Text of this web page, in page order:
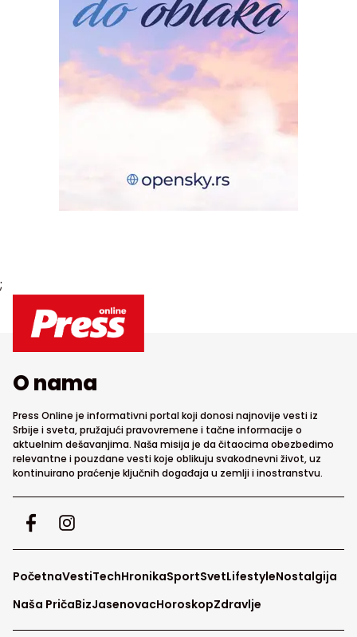
;
O nama
Press Online je informativni portal koji donosi najnovije vesti iz
Srbije i sveta, pružajući pravovremene i tačne informacije o
aktuelnim dešavanjima. Naša misija je da čitaocima obezbedimo
relevantne i pouzdane vesti koje oblikuju svakodnevni život, uz
kontinuirano praćenje ključnih događaja u zemlji i inostranstvu.
PočetnaVestiTechHronikaSportSvetLifestyleNostalgija
Naša PričaBizJasenovacHoroskopZdravlje